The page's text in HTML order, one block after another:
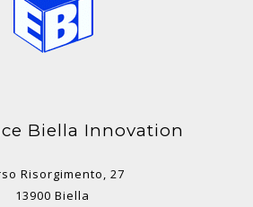
Biella Innovation
Risorgimento, 27
13900 Biella